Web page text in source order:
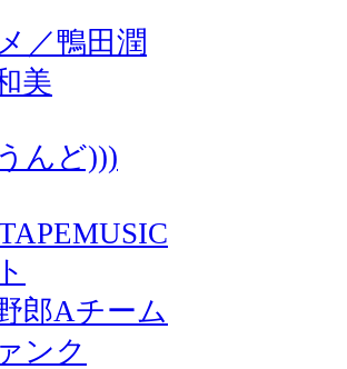
／鴨田潤
美
んど)))
郎Aチーム
ンク